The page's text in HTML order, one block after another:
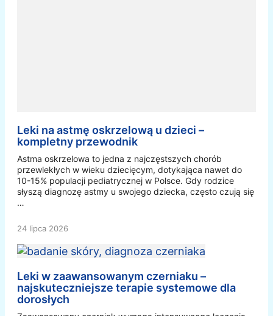
Leki na astmę oskrzelową u dzieci –
kompletny przewodnik
Astma oskrzelowa to jedna z najczęstszych chorób
przewlekłych w wieku dziecięcym, dotykająca nawet do
10-15% populacji pediatrycznej w Polsce. Gdy rodzice
słyszą diagnozę astmy u swojego dziecka, często czują się
…
24 lipca 2026
Leki w zaawansowanym czerniaku –
najskuteczniejsze terapie systemowe dla
dorosłych